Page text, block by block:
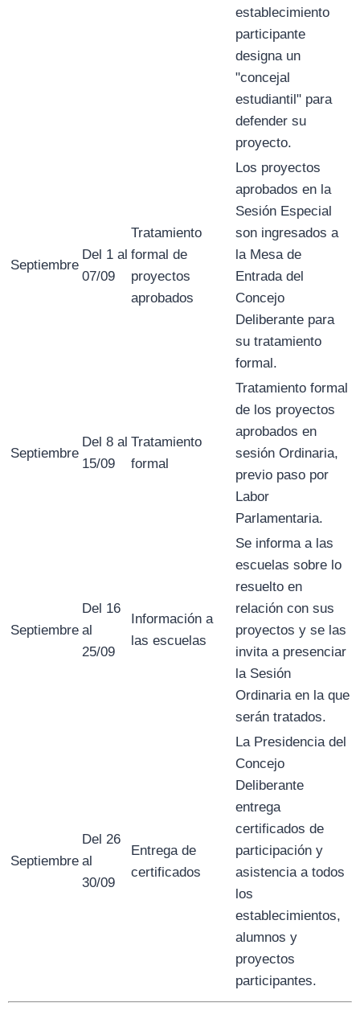
establecimiento
participante
designa un
"concejal
estudiantil" para
defender su
proyecto.
Septiembre
Del 1 al
07/09
Tratamiento
formal de
proyectos
aprobados
Los proyectos
aprobados en la
Sesión Especial
son ingresados a
la Mesa de
Entrada del
Concejo
Deliberante para
su tratamiento
formal.
Septiembre
Del 8 al
15/09
Tratamiento
formal
Tratamiento formal
de los proyectos
aprobados en
sesión Ordinaria,
previo paso por
Labor
Parlamentaria.
Septiembre
Del 16
al
25/09
Información a
las escuelas
Se informa a las
escuelas sobre lo
resuelto en
relación con sus
proyectos y se las
invita a presenciar
la Sesión
Ordinaria en la que
serán tratados.
Septiembre
Del 26
al
30/09
Entrega de
certificados
La Presidencia del
Concejo
Deliberante
entrega
certificados de
participación y
asistencia a todos
los
establecimientos,
alumnos y
proyectos
participantes.